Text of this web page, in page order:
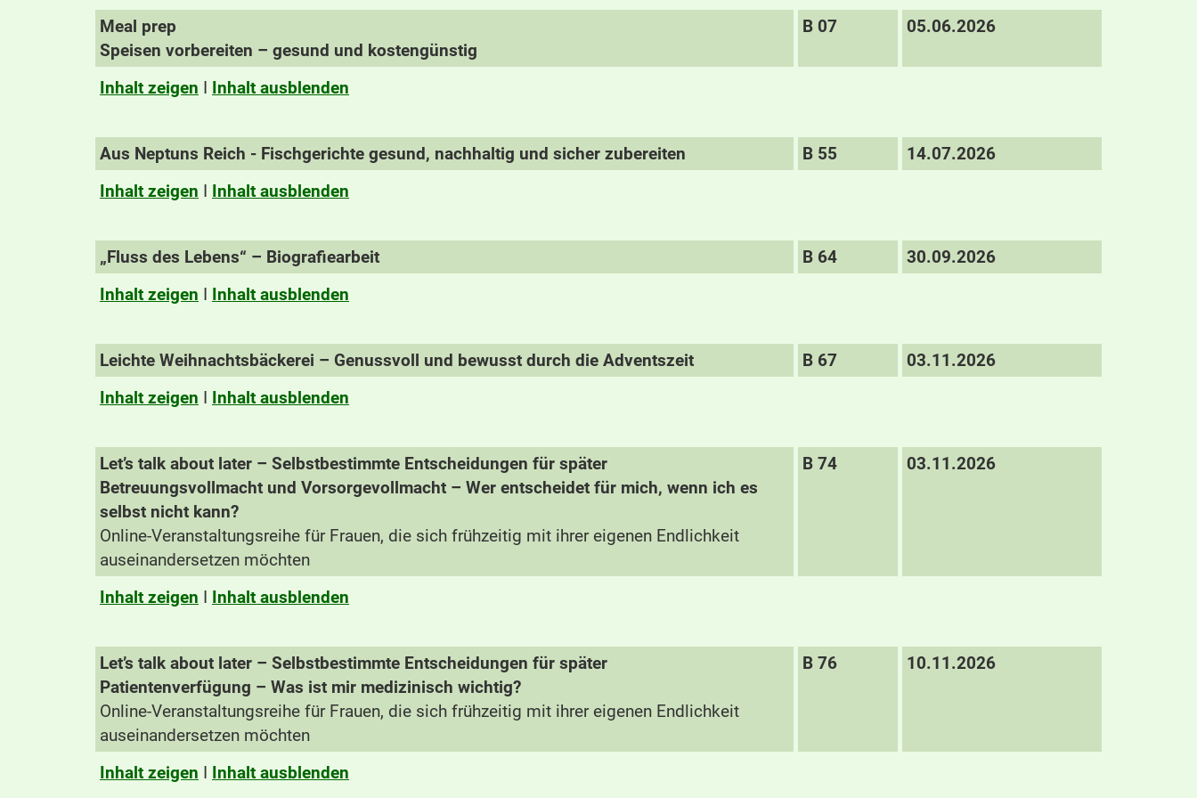
Meal prep
Speisen vorbereiten – gesund und kostengünstig
B 07 05.06.2026
Inhalt zeigen I Inhalt ausblenden
Aus Neptuns Reich - Fischgerichte gesund, nachhaltig und sicher zubereiten B 55
14.07.2026
Inhalt zeigen I Inhalt ausblenden
„Fluss des Lebens“ – Biografiearbeit B 64
30.09.2026
Inhalt zeigen I Inhalt ausblenden
Leichte Weihnachtsbäckerei – Genussvoll und bewusst durch die Adventszeit B 67
03.11.2026
Inhalt zeigen I Inhalt ausblenden
Let’s talk about later – Selbstbestimmte Entscheidungen für später
Betreuungsvollmacht und Vorsorgevollmacht – Wer entscheidet für mich, wenn ich es
selbst nicht kann?
Online-Veranstaltungsreihe für Frauen, die sich frühzeitig mit ihrer eigenen Endlichkeit
auseinandersetzen möchten
B 74 03.11.2026
Inhalt zeigen I Inhalt ausblenden
Let’s talk about later – Selbstbestimmte Entscheidungen für später
Patientenverfügung – Was ist mir medizinisch wichtig?
Online-Veranstaltungsreihe für Frauen, die sich frühzeitig mit ihrer eigenen Endlichkeit
auseinandersetzen möchten
B 76 10.11.2026
Inhalt zeigen I Inhalt ausblenden